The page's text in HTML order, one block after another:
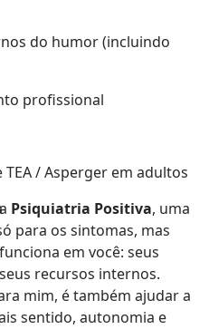
do humor (incluindo
profissional
/ Asperger em adultos
Psiquiatria Positiva, uma
para os sintomas, mas
em você: seus
recursos internos.
mim, é também ajudar a
sentido, autonomia e